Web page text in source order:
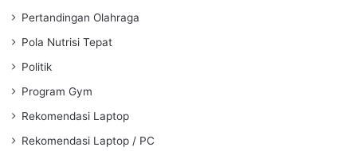
Pertandingan Olahraga
Pola Nutrisi Tepat
Politik
Program Gym
Rekomendasi Laptop
Rekomendasi Laptop / PC